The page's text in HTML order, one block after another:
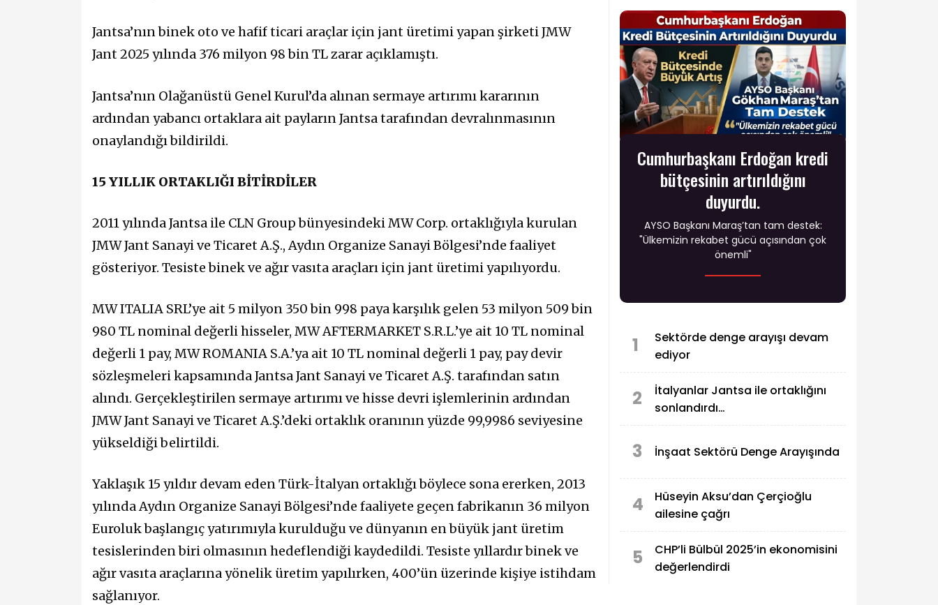
Jantsa’nın binek oto ve hafif ticari araçlar için jant üretimi yapan şirketi JMW
Jant 2025 yılında 376 milyon 98 bin TL zarar açıklamıştı.
Jantsa’nın Olağanüstü Genel Kurul’da alınan sermaye artırımı kararının
ardından yabancı ortaklara ait payların Jantsa tarafından devralınmasının
onaylandığı bildirildi.
15 YILLIK ORTAKLIĞI BİTİRDİLER
2011 yılında Jantsa ile CLN Group bünyesindeki MW Corp. ortaklığıyla kurulan
JMW Jant Sanayi ve Ticaret A.Ş., Aydın Organize Sanayi Bölgesi’nde faaliyet
gösteriyor. Tesiste binek ve ağır vasıta araçları için jant üretimi yapılıyordu.
MW ITALIA SRL’ye ait 5 milyon 350 bin 998 paya karşılık gelen 53 milyon 509 bin
980 TL nominal değerli hisseler, MW AFTERMARKET S.R.L.’ye ait 10 TL nominal
değerli 1 pay, MW ROMANIA S.A.’ya ait 10 TL nominal değerli 1 pay, pay devir
sözleşmeleri kapsamında Jantsa Jant Sanayi ve Ticaret A.Ş. tarafından satın
alındı. Gerçekleştirilen sermaye artırımı ve hisse devri işlemlerinin ardından
JMW Jant Sanayi ve Ticaret A.Ş.’deki ortaklık oranının yüzde 99,9986 seviyesine
yükseldiği belirtildi.
Yaklaşık 15 yıldır devam eden Türk-İtalyan ortaklığı böylece sona ererken, 2013
yılında Aydın Organize Sanayi Bölgesi’nde faaliyete geçen fabrikanın 36 milyon
Euroluk başlangıç yatırımıyla kurulduğu ve dünyanın en büyük jant üretim
tesislerinden biri olmasının hedeflendiği kaydedildi. Tesiste yıllardır binek ve
ağır vasıta araçlarına yönelik üretim yapılırken, 400’ün üzerinde kişiye istihdam
sağlanıyor.
Cumhurbaşkanı Erdoğan kredi
bütçesinin artırıldığını
duyurdu.
AYSO Başkanı Maraş’tan tam destek:
"Ülkemizin rekabet gücü açısından çok
önemli"
1
Sektörde denge arayışı devam
ediyor
2
İtalyanlar Jantsa ile ortaklığını
sonlandırdı…
3 İnşaat Sektörü Denge Arayışında
4
Hüseyin Aksu’dan Çerçioğlu
ailesine çağrı
5
CHP’li Bülbül 2025’in ekonomisini
değerlendirdi